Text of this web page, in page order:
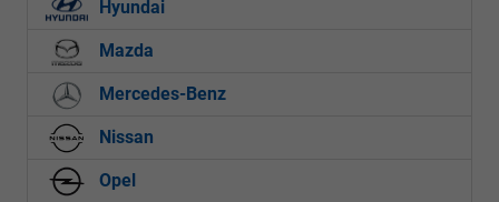
Hyundai
Mazda
Mercedes-Benz
Nissan
Opel